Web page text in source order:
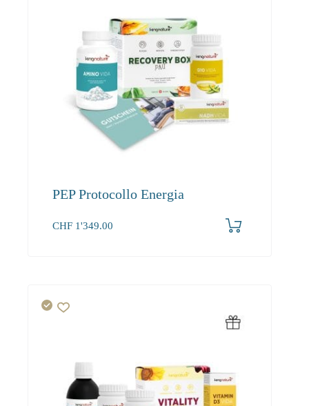
PEP Protocollo Energia
CHF 1'349.00